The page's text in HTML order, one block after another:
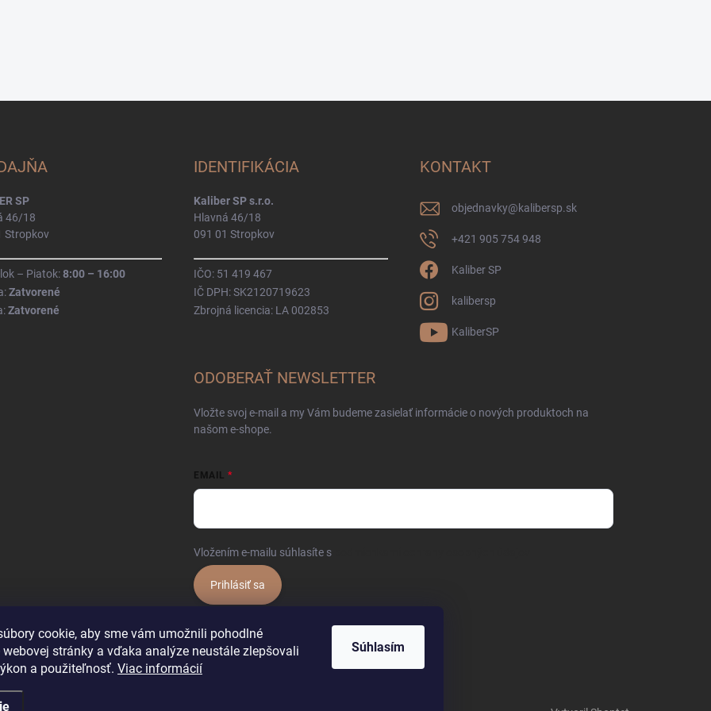
cookie, aby sme vám umožnili pohodlné
stránky a vďaka analýze neustále zlepšovali
a použiteľnosť. Viac informácií
Súhlasím
SP
46/18
Stropkov
– Piatok:8:00 – 16:00
Zatvorené
Zatvorené
IDENTIFIKÁCIA
Kaliber SP s.r.o.
Hlavná 46/18
091 01 Stropkov
IČO: 51 419 467
IČ DPH: SK2120719623
Zbrojná licencia: LA 002853
KONTAKT
objednavky@kalibersp.sk
+421 905 754 948
Kaliber SP
kalibersp
KaliberSP
ODOBERAŤ NEWSLETTER
Vložte svoj e-mail a my Vám budeme zasielať informácie o nových produktoch na
našom e-shope.
EMAIL
Vložením e-mailu súhlasíte s
Prihlásiť sa